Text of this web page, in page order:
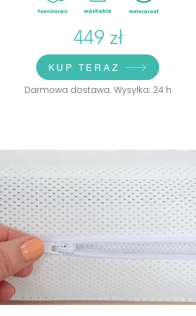
449 zł
KUP TERAZ
Darmowa dostawa. Wysyłka: 24 h